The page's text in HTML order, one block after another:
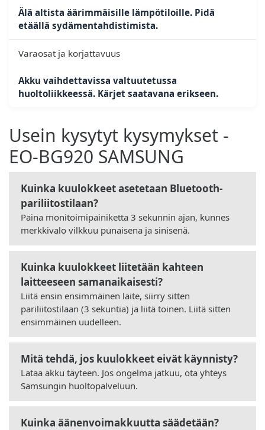
Älä altista äärimmäisille lämpötiloille. Pidä
etäällä sydämentahdistimista.
Varaosat ja korjattavuus
Akku vaihdettavissa valtuutetussa
huoltoliikkeessä. Kärjet saatavana erikseen.
Usein kysytyt kysymykset -
EO-BG920 SAMSUNG
Kuinka kuulokkeet asetetaan Bluetooth-
pariliitostilaan?
Paina monitoimipainiketta 3 sekunnin ajan, kunnes
merkkivalo vilkkuu punaisena ja sinisenä.
Kuinka kuulokkeet liitetään kahteen
laitteeseen samanaikaisesti?
Liitä ensin ensimmäinen laite, siirry sitten
pariliitostilaan (3 sekuntia) ja liitä toinen. Liitä sitten
ensimmäinen uudelleen.
Mitä tehdä, jos kuulokkeet eivät käynnisty?
Lataa akku täyteen. Jos ongelma jatkuu, ota yhteys
Samsungin huoltopalveluun.
Kuinka äänenvoimakkuutta säädetään?